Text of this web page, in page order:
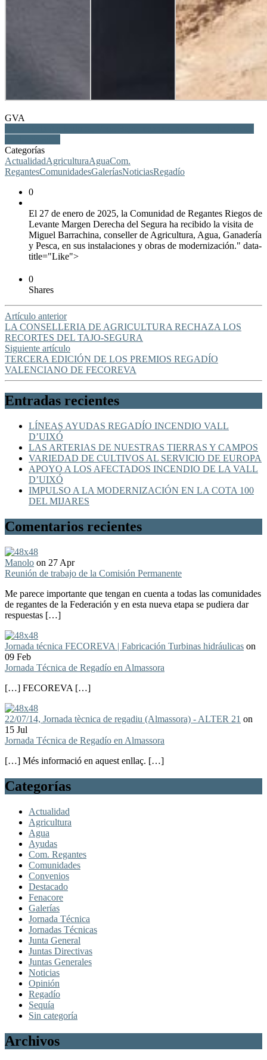
GVA
Categorías
ActualidadAgriculturaAguaCom.
RegantesComunidadesGaleríasNoticiasRegadío
0
El 27 de enero de 2025, la Comunidad de Regantes Riegos de
Levante Margen Derecha del Segura ha recibido la visita de
Miguel Barrachina, conseller de Agricultura, Agua, Ganadería
y Pesca, en sus instalaciones y obras de modernización." data-
title="Like">
0
Shares
Artículo anterior
LA CONSELLERIA DE AGRICULTURA RECHAZA LOS
RECORTES DEL TAJO-SEGURA
Siguiente artículo
TERCERA EDICIÓN DE LOS PREMIOS REGADÍO
VALENCIANO DE FECOREVA
Entradas recientes
LÍNEAS AYUDAS REGADÍO INCENDIO VALL
D’UIXÓ
LAS ARTERIAS DE NUESTRAS TIERRAS Y CAMPOS
VARIEDAD DE CULTIVOS AL SERVICIO DE EUROPA
APOYO A LOS AFECTADOS INCENDIO DE LA VALL
D’UIXÓ
IMPULSO A LA MODERNIZACIÓN EN LA COTA 100
DEL MIJARES
Comentarios recientes
Manolo on 27 Apr
Reunión de trabajo de la Comisión Permanente
Me parece importante que tengan en cuenta a todas las comunidades
de regantes de la Federación y en esta nueva etapa se pudiera dar
respuestas […]
Jornada técnica FECOREVA | Fabricación Turbinas hidráulicas on
09 Feb
Jornada Técnica de Regadío en Almassora
[…] FECOREVA […]
22/07/14, Jornada tècnica de regadiu (Almassora) - ALTER 21 on
15 Jul
Jornada Técnica de Regadío en Almassora
[…] Més informació en aquest enllaç. […]
Categorías
Actualidad
Agricultura
Agua
Ayudas
Com. Regantes
Comunidades
Convenios
Destacado
Fenacore
Galerías
Jornada Técnica
Jornadas Técnicas
Junta General
Juntas Directivas
Juntas Generales
Noticias
Opinión
Regadío
Sequía
Sin categoría
Archivos